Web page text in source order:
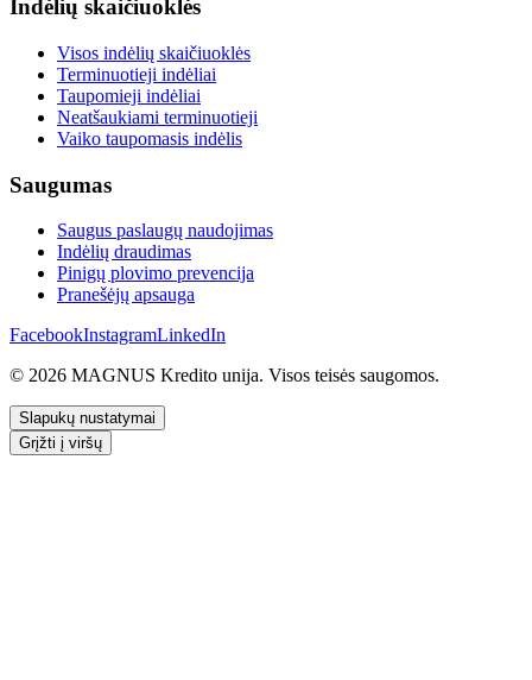
Indėlių skaičiuoklės
Visos indėlių skaičiuoklės
Terminuotieji indėliai
Taupomieji indėliai
Neatšaukiami terminuotieji
Vaiko taupomasis indėlis
Saugumas
Saugus paslaugų naudojimas
Indėlių draudimas
Pinigų plovimo prevencija
Pranešėjų apsauga
FacebookInstagramLinkedIn
© 2026 MAGNUS Kredito unija. Visos teisės saugomos.
Slapukų nustatymai
Grįžti į viršų